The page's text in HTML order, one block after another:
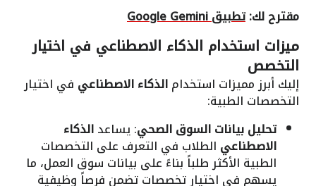
مقترح لك:تطبيق Google Gemini
ميزات استخدام الذكاء الاصطناعي في اختيار
التخصص
إليك أبرز مميزات استخدامالذكاء الاصطناعي في اختيار
التخصصات الطبية:
تحليل بيانات السوق الصحي: يساعدالذكاء
الاصطناعي الطلاب في التعرف على التخصصات
الطبية الأكثر طلباً بناءً على بيانات سوق العمل، ما
يسهم في اختيار تخصصات تضمن فرصاً وظيفية